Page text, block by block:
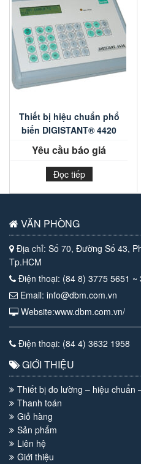
Thiết bị hiệu chuẩn phổ
biến DIGISTANT® 4420
Yêu cầu báo giá
Đọc tiếp
VĂN PHÒNG
Địa chỉ: Số 70, Đường Số 43,
Tp.HCM
Điện thoại: (84 8) 3775 5651 ~
Email: info@dbm.com.vn
Website:www.dbm.com.vn/
Điện thoại: (84 4) 3632 1958
GIỚI THIỆU
Thiết bị đo lường – hiệu chuẩn
Thanh toán
Giỏ hàng
Sản phẩm
Liên hệ
Giới thiệu